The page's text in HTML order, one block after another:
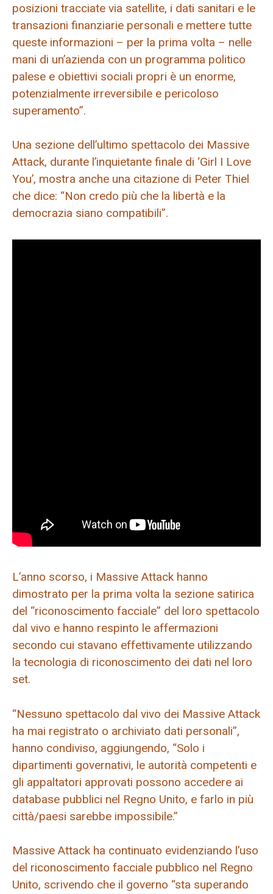
posizioni tracciate via satellite, i dati sanitari e le
transazioni finanziarie personali e mettere tutte
queste informazioni – per la prima volta – nelle
mani di un’azienda con un programma politico
palese e obiettivi sociali propri è un enorme,
potenzialmente irreversibile e pericoloso
superamento”.
Una sezione dell’ultimo spettacolo dei Massive
Attack, durante l’inquietante finale di ‘Girl I Love
You’, mostra anche una citazione di Peter Thiel
che dice: “Non credo più che la libertà e la
democrazia siano compatibili”.
L’anno scorso, i Massive Attack hanno
dimostrato per la prima volta la sezione satirica
del “riconoscimento facciale” del loro spettacolo
dal vivo e hanno respinto le affermazioni
secondo cui stavano effettivamente utilizzando
la tecnologia di riconoscimento dei dati nel loro
set.
“Nessuno spettacolo dal vivo dei Massive Attack
ha mai registrato o archiviato dati personali”,
hanno condiviso, aggiungendo, “Solo i
dipartimenti governativi, le autorità competenti e
gli appaltatori approvati possono accedere ai
database pubblici nel Regno Unito, e farlo in più
città/paesi sarebbe impossibile.”
Massive Attack ha continuato evidenziando l’uso
del riconoscimento facciale pubblico nel Regno
Unito, scrivendo che il governo “sta superando